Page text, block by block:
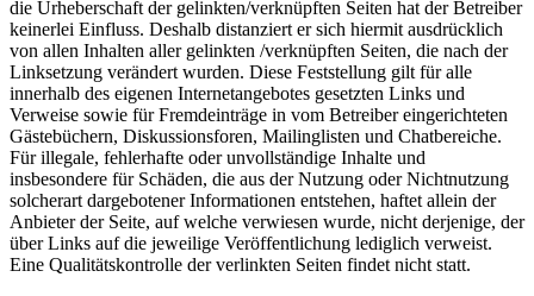
die Urheberschaft der gelinkten/verknüpften Seiten hat der Betreiber
keinerlei Einfluss. Deshalb distanziert er sich hiermit ausdrücklich
von allen Inhalten aller gelinkten /verknüpften Seiten, die nach der
Linksetzung verändert wurden. Diese Feststellung gilt für alle
innerhalb des eigenen Internetangebotes gesetzten Links und
Verweise sowie für Fremdeinträge in vom Betreiber eingerichteten
Gästebüchern, Diskussionsforen, Mailinglisten und Chatbereiche.
Für illegale, fehlerhafte oder unvollständige Inhalte und
insbesondere für Schäden, die aus der Nutzung oder Nichtnutzung
solcherart dargebotener Informationen entstehen, haftet allein der
Anbieter der Seite, auf welche verwiesen wurde, nicht derjenige, der
über Links auf die jeweilige Veröffentlichung lediglich verweist.
Eine Qualitätskontrolle der verlinkten Seiten findet nicht statt.